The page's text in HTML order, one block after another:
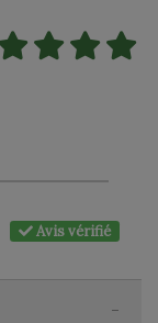
Avis vérifié
-